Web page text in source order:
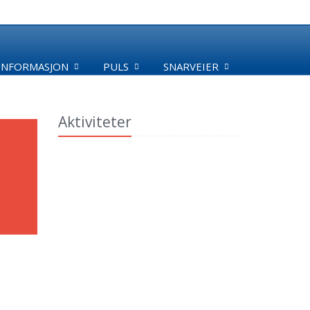
PULS SNARVEIER
Aktiviteter